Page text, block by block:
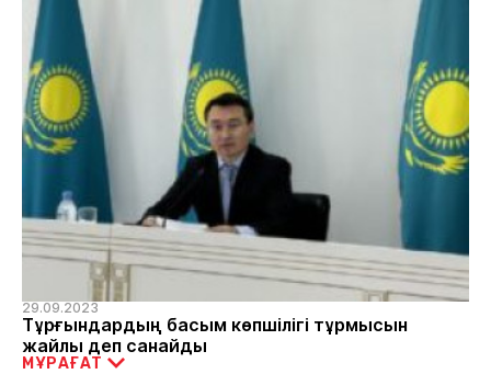
29.09.2023
Тұрғындардың басым көпшілігі тұрмысын
жайлы деп санайды
МҰРАҒАТ